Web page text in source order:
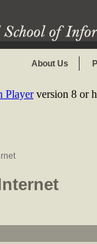
About Us
Playerversion 8 or